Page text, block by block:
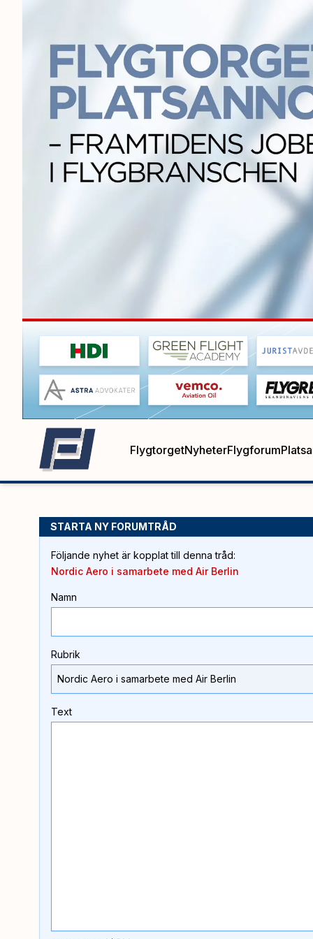
FlygtorgetNyheterFlygforum
STARTA NY FORUMTRÅD
Följande nyhet är kopplat till denna tråd:
Nordic Aero i samarbete med Air Berlin
Namn
Rubrik
Text